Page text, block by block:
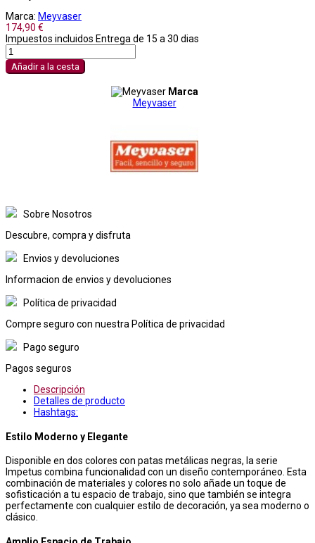
Marca: Meyvaser
174,90 €
Impuestos incluidos Entrega de 15 a 30 dias
Añadir a la cesta
Marca
Meyvaser
Sobre Nosotros
Descubre, compra y disfruta
Envios y devoluciones
Informacion de envios y devoluciones
Política de privacidad
Compre seguro con nuestra Política de privacidad
Pago seguro
Pagos seguros
Descripción
Detalles de producto
Hashtags:
Estilo Moderno y Elegante
Disponible en dos colores con patas metálicas negras, la serie
Impetus combina funcionalidad con un diseño contemporáneo. Esta
combinación de materiales y colores no solo añade un toque de
sofisticación a tu espacio de trabajo, sino que también se integra
perfectamente con cualquier estilo de decoración, ya sea moderno o
clásico.